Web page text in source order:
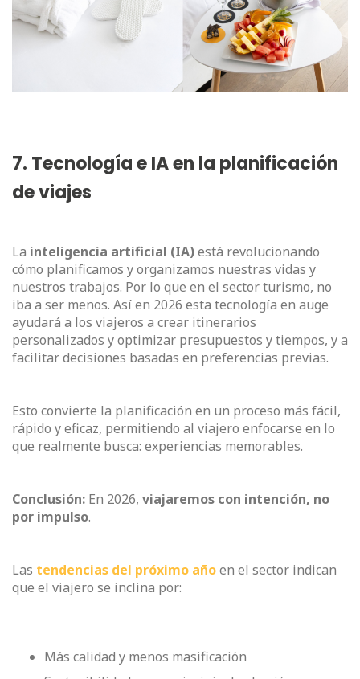
7. Tecnología e IA en la planificación
de viajes
La inteligencia artificial (IA)está revolucionando
cómo planificamos y organizamos nuestras vidas y
nuestros trabajos. Por lo que en el sector turismo, no
iba a ser menos. Así en 2026 esta tecnología en auge
ayudará a los viajeros a crear itinerarios
personalizados y optimizar presupuestos y tiempos, y a
facilitar decisiones basadas en preferencias previas.
Esto convierte la planificación en un proceso más fácil,
rápido y eficaz, permitiendo al viajero enfocarse en lo
que realmente busca: experiencias memorables.
Conclusión: En 2026, viajaremos con intención, no
por impulso.
Las tendencias del próximo añoen el sector indican
que el viajero se inclina por:
Más calidad y menos masificación